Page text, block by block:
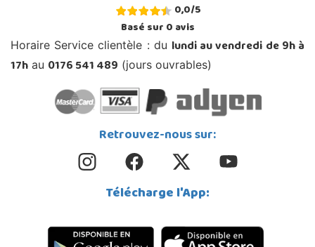
0,0/5
Basé sur0avis
Horaire Service clientèle : du lundi au vendredi de 9h à
17h au 0176 541 489 (jours ouvrables)
Retrouvez-nous sur:
Télécharge l'App: